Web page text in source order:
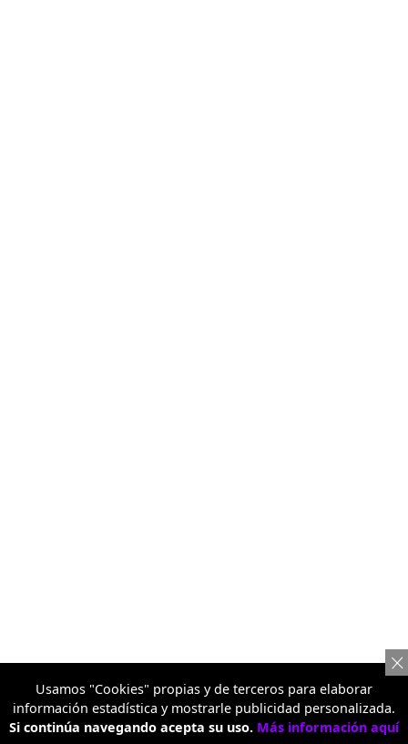
Usamos "Cookies" propias y de terceros para elaborar
información estadística y mostrarle publicidad personalizada.
Si continúa navegando acepta su uso. Más información aquí